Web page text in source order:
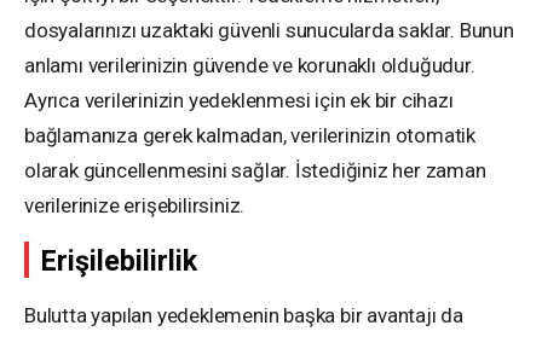
dosyalarınızı uzaktaki güvenli sunucularda saklar. Bunun
anlamı verilerinizin güvende ve korunaklı olduğudur.
Ayrıca verilerinizin yedeklenmesi için ek bir cihazı
bağlamanıza gerek kalmadan, verilerinizin otomatik
olarak güncellenmesini sağlar. İstediğiniz her zaman
verilerinize erişebilirsiniz.
Erişilebilirlik
Bulutta yapılan yedeklemenin başka bir avantajı da